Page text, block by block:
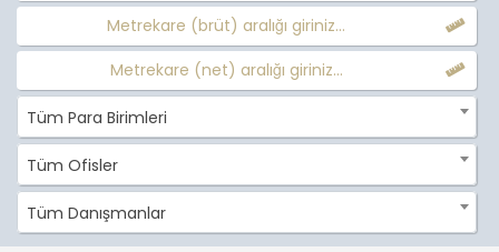
Metrekare (brüt) aralığı giriniz...
Metrekare (net) aralığı giriniz...
Tüm Para Birimleri
Tüm Ofisler
Tüm Danışmanlar